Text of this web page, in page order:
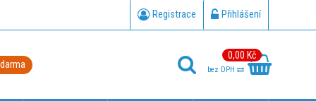
Registrace Přihlášení
0,00 Kč
bez DPH